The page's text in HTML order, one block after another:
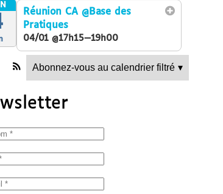
Réunion CA @Base des
Pratiques
04/01 @17h15—19h00
Abonnez-vous au calendrier filtré ▾